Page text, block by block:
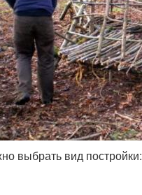
выбрать вид постройки: